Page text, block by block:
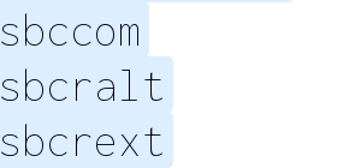
sbccom
sbcralt
sbcrext